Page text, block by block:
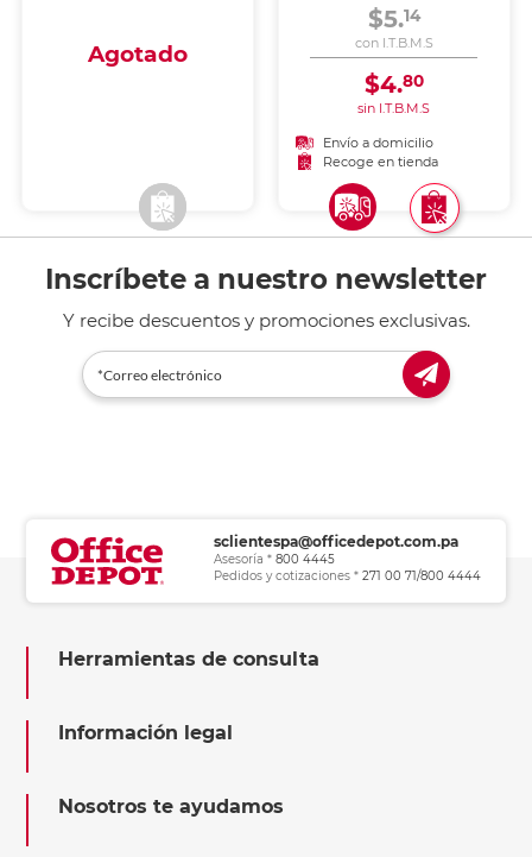
Agotado
$5.14
con I.T.B.M.S
$4.80
sin I.T.B.M.S
Envío a domicilio
Recoge en tienda
Inscríbete a nuestro newsletter
Y recibe descuentos y promociones exclusivas.
sclientespa@officedepot.com.pa
Asesoría * 800 4445
Pedidos y cotizaciones * 271 00 71/800 4444
Herramientas de consulta
Información legal
Nosotros te ayudamos